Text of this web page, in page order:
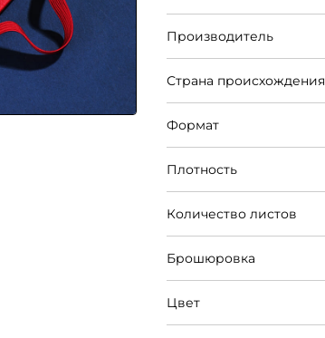
Производитель
Страна происхождения
Формат
Плотность
Количество листов
Брошюровка
Цвет